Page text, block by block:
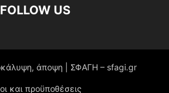
FOLLOW US
άποψη | ΣΦΑΓΗ – sfagi.gr
και προϋποθέσεις